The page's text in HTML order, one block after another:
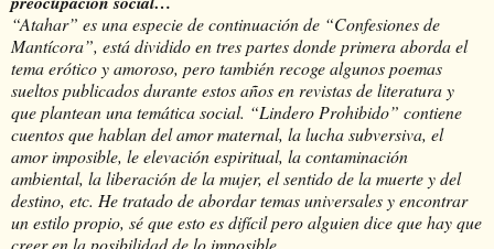
“Atahar” es una especie de continuación de “Confesiones de
Mantícora”, está dividido en tres partes donde primera aborda el
tema erótico y amoroso, pero también recoge algunos poemas
sueltos publicados durante estos años en revistas de literatura y
que plantean una temática social. “Lindero Prohibido” contiene
cuentos que hablan del amor maternal, la lucha subversiva, el
amor imposible, le elevación espiritual, la contaminación
ambiental, la liberación de la mujer, el sentido de la muerte y del
destino, etc. He tratado de abordar temas universales y encontrar
un estilo propio, sé que esto es difícil pero alguien dice que hay que
creer en la posibilidad de lo imposible.